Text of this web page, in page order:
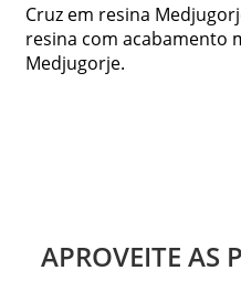
Cruz em resina
resina com acabamento
Medjugorje.
APROVEITE AS